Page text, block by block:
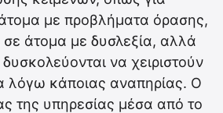
με προβλήματα όρασης,
σε άτομα με δυσλεξία, αλλά
να χειριστούν
λόγω κάποιας αναπηρίας. Ο
της υπηρεσίας μέσα από το